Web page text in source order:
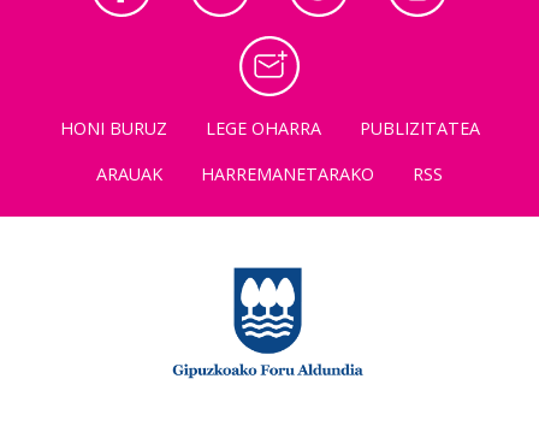
HONI BURUZ LEGE OHARRA
PUBLIZITATEA
ARAUAK
HARREMANETARAKO RSS